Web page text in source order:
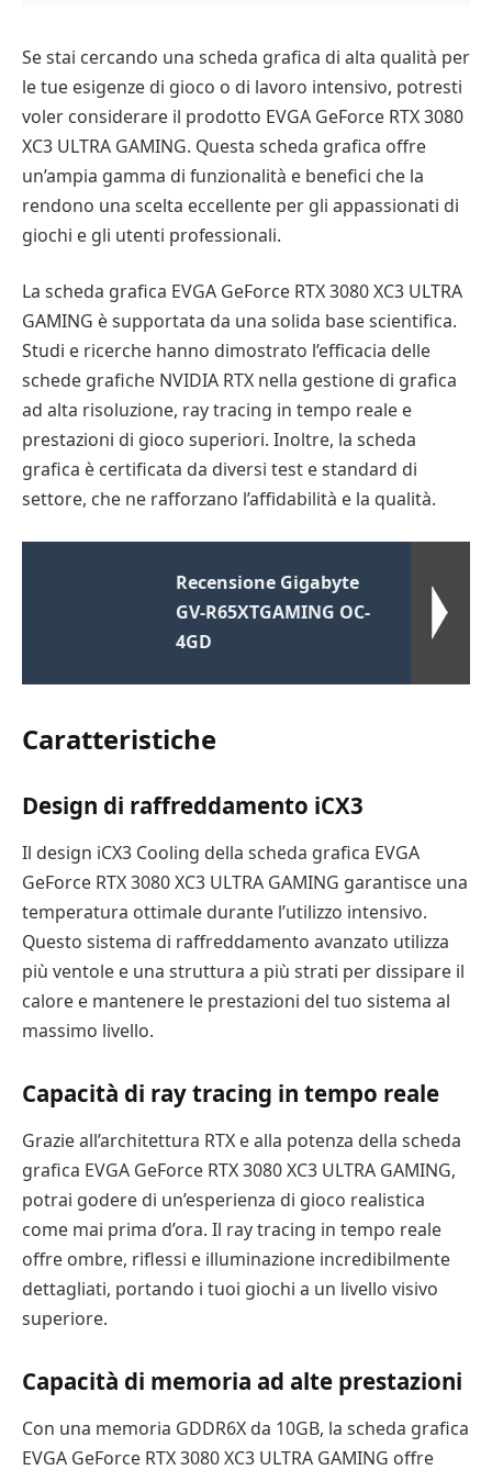
Se stai cercando una scheda grafica di alta qualità per
le tue esigenze di gioco o di lavoro intensivo, potresti
voler considerare il prodotto EVGA GeForce RTX 3080
XC3 ULTRA GAMING. Questa scheda grafica offre
un’ampia gamma di funzionalità e benefici che la
rendono una scelta eccellente per gli appassionati di
giochi e gli utenti professionali.
La scheda grafica EVGA GeForce RTX 3080 XC3 ULTRA
GAMING è supportata da una solida base scientifica.
Studi e ricerche hanno dimostrato l’efficacia delle
schede grafiche NVIDIA RTX nella gestione di grafica
ad alta risoluzione, ray tracing in tempo reale e
prestazioni di gioco superiori. Inoltre, la scheda
grafica è certificata da diversi test e standard di
settore, che ne rafforzano l’affidabilità e la qualità.
Recensione Gigabyte
GV-R65XTGAMING OC-
4GD
Caratteristiche
Design di raffreddamento iCX3
Il design iCX3 Cooling della scheda grafica EVGA
GeForce RTX 3080 XC3 ULTRA GAMING garantisce una
temperatura ottimale durante l’utilizzo intensivo.
Questo sistema di raffreddamento avanzato utilizza
più ventole e una struttura a più strati per dissipare il
calore e mantenere le prestazioni del tuo sistema al
massimo livello.
Capacità di ray tracing in tempo reale
Grazie all’architettura RTX e alla potenza della scheda
grafica EVGA GeForce RTX 3080 XC3 ULTRA GAMING,
potrai godere di un’esperienza di gioco realistica
come mai prima d’ora. Il ray tracing in tempo reale
offre ombre, riflessi e illuminazione incredibilmente
dettagliati, portando i tuoi giochi a un livello visivo
superiore.
Capacità di memoria ad alte prestazioni
Con una memoria GDDR6X da 10GB, la scheda grafica
EVGA GeForce RTX 3080 XC3 ULTRA GAMING offre